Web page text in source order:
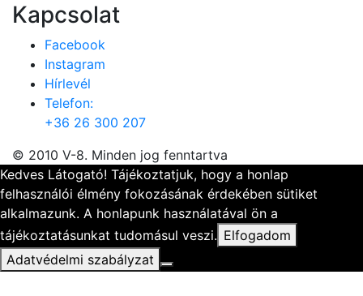
Kapcsolat
Facebook
Instagram
Hírlevél
Telefon:
+36 26 300 207
© 2010 V-8. Minden jog fenntartva
Kedves Látogató! Tájékoztatjuk, hogy a honlap
felhasználói élmény fokozásának érdekében sütiket
alkalmazunk. A honlapunk használatával ön a
tájékoztatásunkat tudomásul veszi. Elfogadom
Adatvédelmi szabályzat